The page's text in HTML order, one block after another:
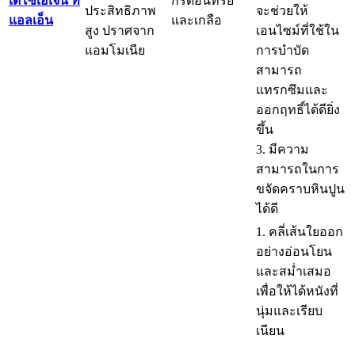
แอลเอ็น
ประสิทธิภาพ
สูง ปราศจาก
แอมโมเนีย
และเกลือ
จะช่วยให้
เอนไซม์ที่ใช้ใน
การบำบัด
สามารถ
แทรกซึมและ
ออกฤทธิ์ได้ดียิ่ง
ขึ้น
3. มีความ
สามารถในการ
ขจัดคราบหินปูน
ได้ดี
1. คลี่เส้นใยออก
อย่างอ่อนโยน
และสม่ำเสมอ
เพื่อให้ได้หนังที่
นุ่มและเรียบ
เนียน